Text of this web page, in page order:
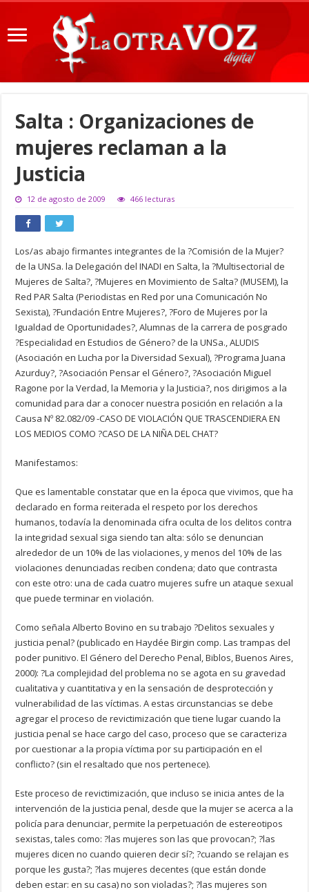
Salta : Organizaciones de
mujeres reclaman a la
Justicia
12 de agosto de 2009 466 lecturas
Los/as abajo firmantes integrantes de la ?Comisión de la Mujer?
de la UNSa. la Delegación del INADI en Salta, la ?Multisectorial de
Mujeres de Salta?, ?Mujeres en Movimiento de Salta? (MUSEM), la
Red PAR Salta (Periodistas en Red por una Comunicación No
Sexista), ?Fundación Entre Mujeres?, ?Foro de Mujeres por la
Igualdad de Oportunidades?, Alumnas de la carrera de posgrado
?Especialidad en Estudios de Género? de la UNSa., ALUDIS
(Asociación en Lucha por la Diversidad Sexual), ?Programa Juana
Azurduy?, ?Asociación Pensar el Género?, ?Asociación Miguel
Ragone por la Verdad, la Memoria y la Justicia?, nos dirigimos a la
comunidad para dar a conocer nuestra posición en relación a la
Causa Nº 82.082/09 -CASO DE VIOLACIÓN QUE TRASCENDIERA EN
LOS MEDIOS COMO ?CASO DE LA NIÑA DEL CHAT?
Manifestamos:
Que es lamentable constatar que en la época que vivimos, que ha
declarado en forma reiterada el respeto por los derechos
humanos, todavía la denominada cifra oculta de los delitos contra
la integridad sexual siga siendo tan alta: sólo se denuncian
alrededor de un 10% de las violaciones, y menos del 10% de las
violaciones denunciadas reciben condena; dato que contrasta
con este otro: una de cada cuatro mujeres sufre un ataque sexual
que puede terminar en violación.
Como señala Alberto Bovino en su trabajo ?Delitos sexuales y
justicia penal? (publicado en Haydée Birgin comp. Las trampas del
poder punitivo. El Género del Derecho Penal, Biblos, Buenos Aires,
2000): ?La complejidad del problema no se agota en su gravedad
cualitativa y cuantitativa y en la sensación de desprotección y
vulnerabilidad de las víctimas. A estas circunstancias se debe
agregar el proceso de revictimización que tiene lugar cuando la
justicia penal se hace cargo del caso, proceso que se caracteriza
por cuestionar a la propia víctima por su participación en el
conflicto? (sin el resaltado que nos pertenece).
Este proceso de revictimización, que incluso se inicia antes de la
intervención de la justicia penal, desde que la mujer se acerca a la
policía para denunciar, permite la perpetuación de estereotipos
sexistas, tales como: ?las mujeres son las que provocan?; ?las
mujeres dicen no cuando quieren decir sí?; ?cuando se relajan es
porque les gusta?; ?las mujeres decentes (que están donde
deben estar: en su casa) no son violadas?; ?las mujeres son